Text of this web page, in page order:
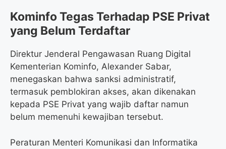
Kominfo Tegas Terhadap PSE Privat
yang Belum Terdaftar
Direktur Jenderal Pengawasan Ruang Digital
Kementerian Kominfo, Alexander Sabar,
menegaskan bahwa sanksi administratif,
termasuk pemblokiran akses, akan dikenakan
kepada PSE Privat yang wajib daftar namun
belum memenuhi kewajiban tersebut.
Peraturan Menteri Komunikasi dan Informatika